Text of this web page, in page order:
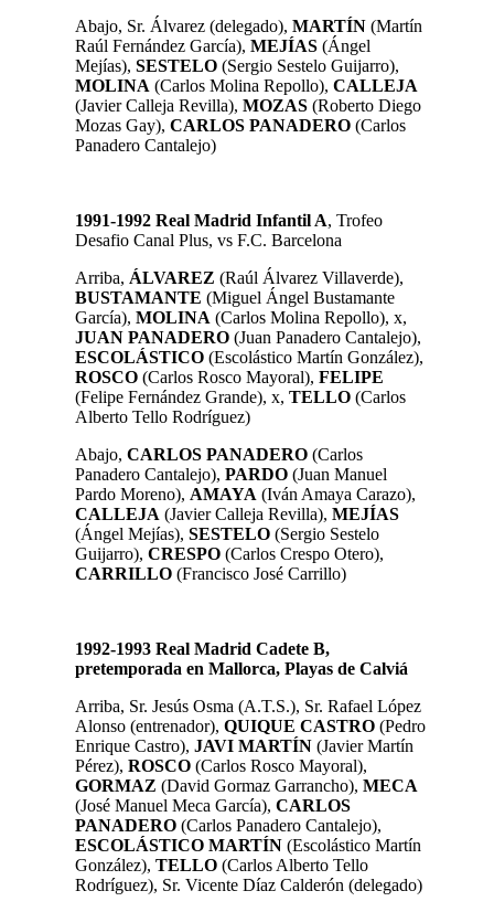
Abajo, Sr. Álvarez (delegado), MARTÍN (Martín
Raúl Fernández García), MEJÍAS (Ángel
Mejías), SESTELO (Sergio Sestelo Guijarro),
MOLINA (Carlos Molina Repollo), CALLEJA
(Javier Calleja Revilla), MOZAS (Roberto Diego
Mozas Gay), CARLOS PANADERO (Carlos
Panadero Cantalejo)
1991-1992 Real Madrid Infantil A, Trofeo
Desafio Canal Plus, vs F.C. Barcelona
Arriba, ÁLVAREZ (Raúl Álvarez Villaverde),
BUSTAMANTE (Miguel Ángel Bustamante
García), MOLINA (Carlos Molina Repollo), x,
JUAN PANADERO (Juan Panadero Cantalejo),
ESCOLÁSTICO (Escolástico Martín González),
ROSCO (Carlos Rosco Mayoral), FELIPE
(Felipe Fernández Grande), x, TELLO (Carlos
Alberto Tello Rodríguez)
Abajo, CARLOS PANADERO (Carlos
Panadero Cantalejo), PARDO (Juan Manuel
Pardo Moreno), AMAYA (Iván Amaya Carazo),
CALLEJA (Javier Calleja Revilla), MEJÍAS
(Ángel Mejías), SESTELO (Sergio Sestelo
Guijarro), CRESPO (Carlos Crespo Otero),
CARRILLO (Francisco José Carrillo)
1992-1993 Real Madrid Cadete B,
pretemporada en Mallorca, Playas de Calviá
Arriba, Sr. Jesús Osma (A.T.S.), Sr. Rafael López
Alonso (entrenador), QUIQUE CASTRO (Pedro
Enrique Castro), JAVI MARTÍN (Javier Martín
Pérez), ROSCO (Carlos Rosco Mayoral),
GORMAZ (David Gormaz Garrancho), MECA
(José Manuel Meca García), CARLOS
PANADERO (Carlos Panadero Cantalejo),
ESCOLÁSTICO MARTÍN (Escolástico Martín
González), TELLO (Carlos Alberto Tello
Rodríguez), Sr. Vicente Díaz Calderón (delegado)